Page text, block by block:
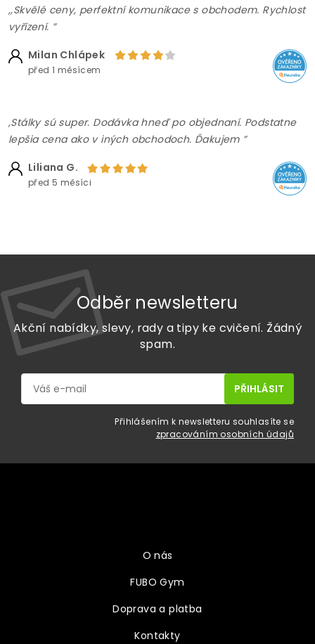
,,Skvělé ceny, perfektní komunikace s obchodem. Rychlost
vyřízení. ”
Milan Chlápek
před 1 měsícem
,Stálky sú super. Dodávka hneď po objednaní. Podstatne
lepšia cena ako v iných obchodoch. Ďakujem ”
Liliana G.
před 5 měsíci
Odběr newsletteru
Akční nabídky, slevy, rady a tipy ke cvičení. Žádný
spam.
Přihlášením k newsletteru souhlasíte se
zpracováním osobních údajů
O nás
FUBO Gym
Doprava a platba
Kontakty